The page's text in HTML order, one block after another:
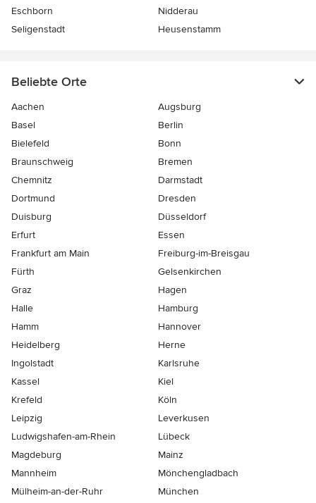
Eschborn
Nidderau
Seligenstadt
Heusenstamm
Beliebte Orte
Aachen
Augsburg
Basel
Berlin
Bielefeld
Bonn
Braunschweig
Bremen
Chemnitz
Darmstadt
Dortmund
Dresden
Duisburg
Düsseldorf
Erfurt
Essen
Frankfurt am Main
Freiburg-im-Breisgau
Fürth
Gelsenkirchen
Graz
Hagen
Halle
Hamburg
Hamm
Hannover
Heidelberg
Herne
Ingolstadt
Karlsruhe
Kassel
Kiel
Krefeld
Köln
Leipzig
Leverkusen
Ludwigshafen-am-Rhein
Lübeck
Magdeburg
Mainz
Mannheim
Mönchen­gladbach
Mülheim-an-der-Ruhr
München